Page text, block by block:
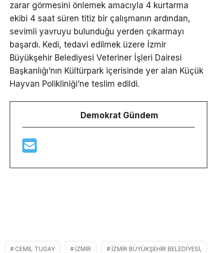
zarar görmesini önlemek amacıyla 4 kurtarma
ekibi 4 saat süren titiz bir çalışmanın ardından,
sevimli yavruyu bulunduğu yerden çıkarmayı
başardı. Kedi, tedavi edilmek üzere İzmir
Büyükşehir Belediyesi Veteriner İşleri Dairesi
Başkanlığı’nın Kültürpark içerisinde yer alan Küçük
Hayvan Polikliniği’ne teslim edildi.
Demokrat Gündem
CEMIL TUGAY İZMIR İZMIR BÜYÜKŞEHIR BELEDIYESI,